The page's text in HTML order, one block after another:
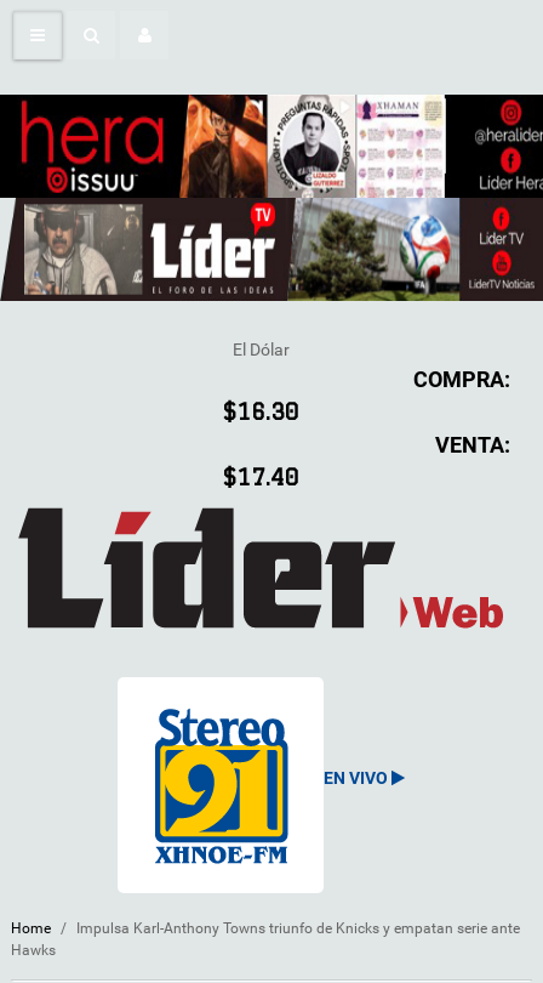
El Dólar
COMPRA:
$16.30
VENTA:
$17.40
EN VIVO
Home /
Impulsa Karl-Anthony Towns triunfo de Knicks y empatan serie ante
Hawks